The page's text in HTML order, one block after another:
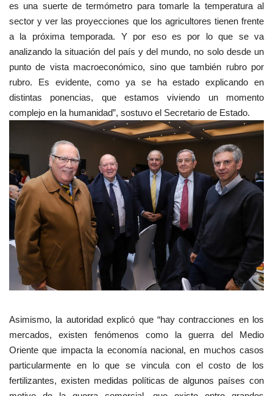
es una suerte de termómetro para tomarle la temperatura al
sector y ver las proyecciones que los agricultores tienen frente
a la próxima temporada. Y por eso es por lo que se va
analizando la situación del país y del mundo, no solo desde un
punto de vista macroeconómico, sino que también rubro por
rubro. Es evidente, como ya se ha estado explicando en
distintas ponencias, que estamos viviendo un momento
complejo en la humanidad”, sostuvo el Secretario de Estado.
Asimismo, la autoridad explicó que “hay contracciones en los
mercados, existen fenómenos como la guerra del Medio
Oriente que impacta la economía nacional, en muchos casos
particularmente en lo que se vincula con el costo de los
fertilizantes, existen medidas políticas de algunos países con